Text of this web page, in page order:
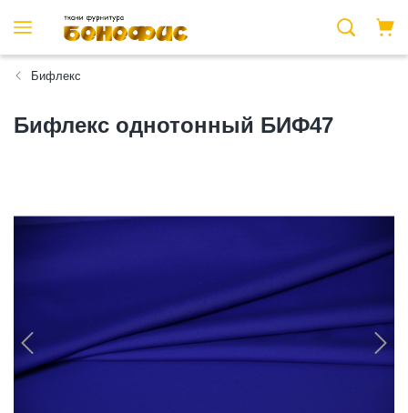
Бифлекс
Бифлекс однотонный БИФ47